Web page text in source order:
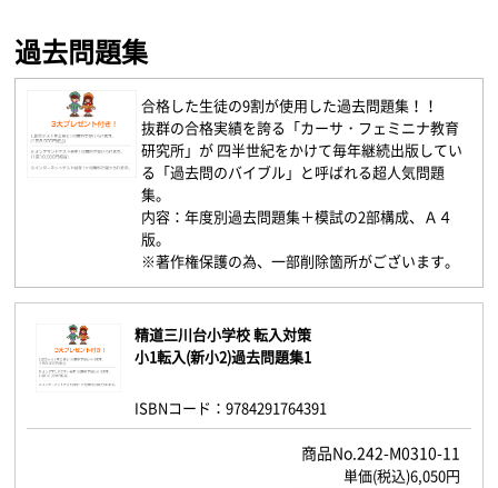
過去問題集
合格した生徒の9割が使用した過去問題集！！
抜群の合格実績を誇る「カーサ・フェミニナ教育
研究所」が 四半世紀をかけて毎年継続出版してい
る「過去問のバイブル」と呼ばれる超人気問題
集。
内容：年度別過去問題集＋模試の2部構成、Ａ４
版。
※著作権保護の為、一部削除箇所がございます。
精道三川台小学校 転入対策
小1転入(新小2)過去問題集1
ISBNコード：9784291764391
242-M0310-11
6,050円